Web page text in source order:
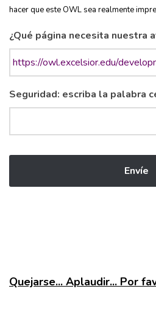
hacer que este OWL sea realmente
¿Qué página necesita nuestra
Seguridad: escriba la palabra
Quejarse... Aplaudir... Por